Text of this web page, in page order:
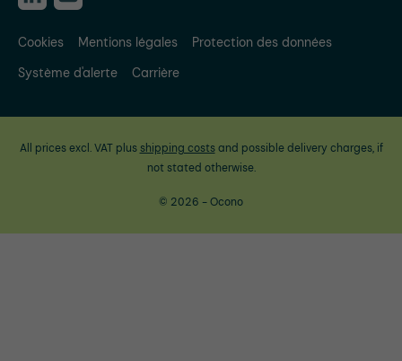
Cookies Mentions légales
Protection des données
Système d'alerte
Carrière
All prices excl. VAT plus shipping costsand possible delivery charges, if
not stated otherwise.
© 2026 - Ocono